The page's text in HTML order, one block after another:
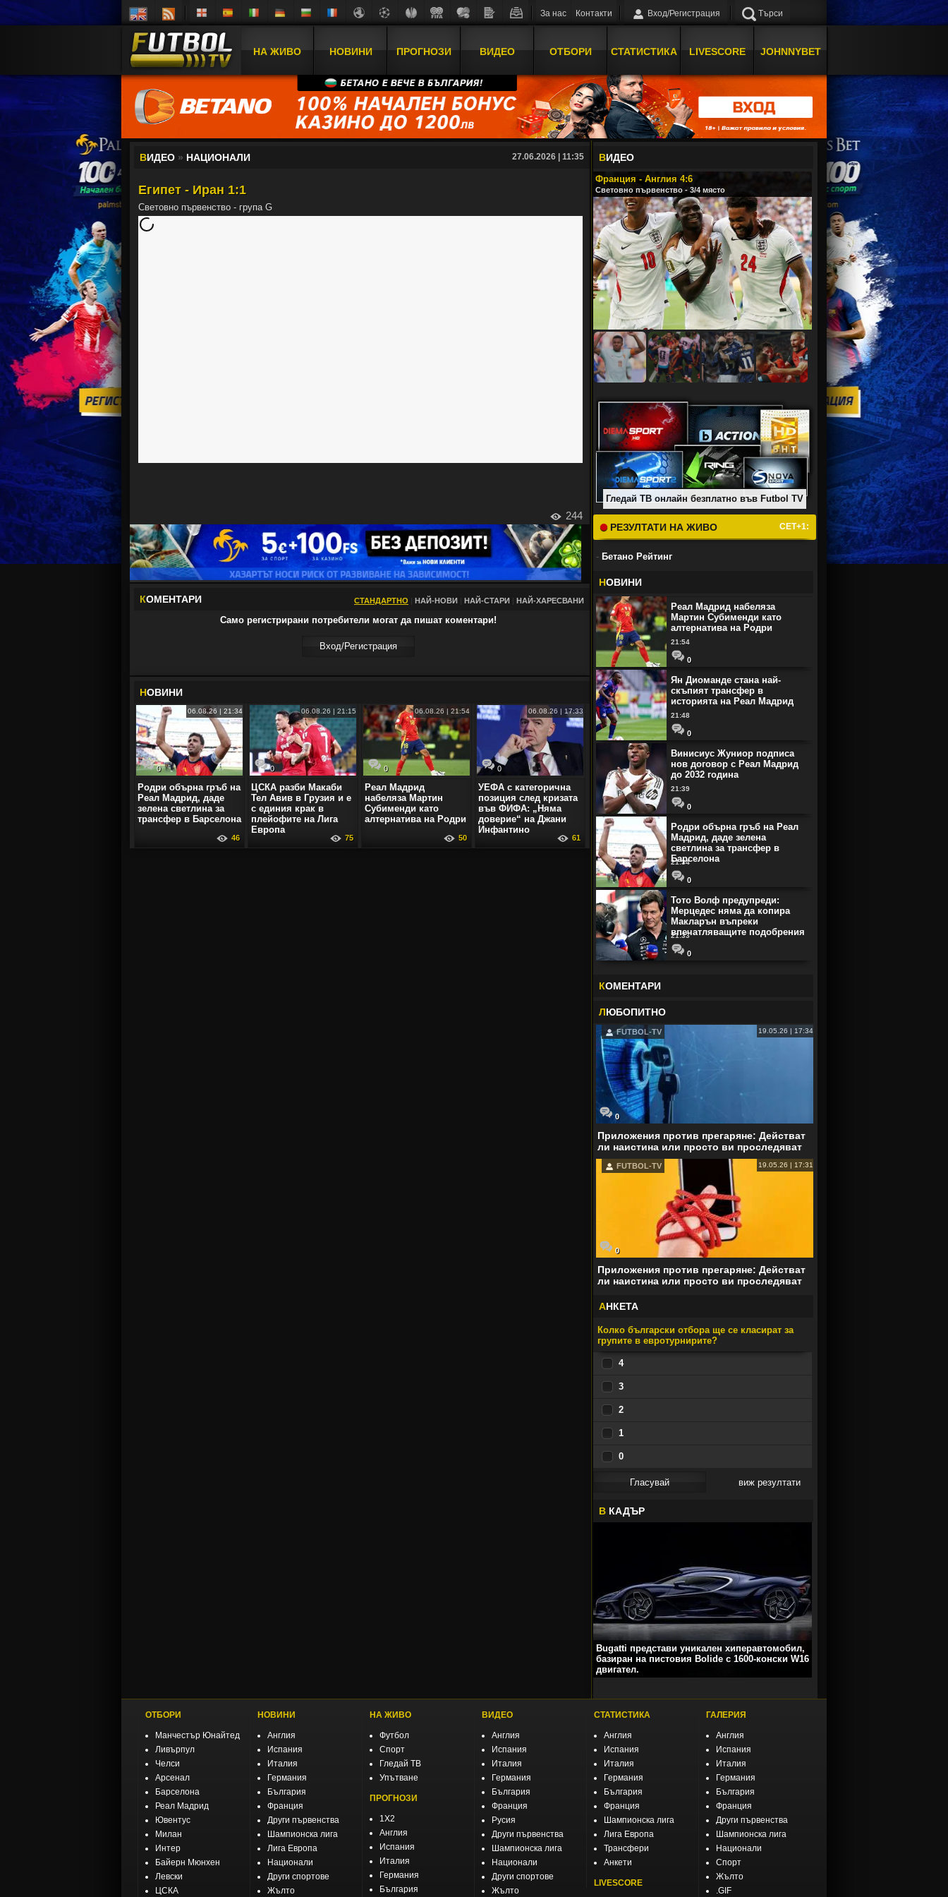
За нас Контакти Вход/Регистрация Търси
НА ЖИВО НОВИНИ ПРОГНОЗИ ВИДЕО ОТБОРИ СТАТИСТИКА LIVESCORE JOHNNYBET
ВИДЕО » НАЦИОНАЛИ 27.06.2026 | 11:35
Египет - Иран 1:1
Световно първенство - група G
244
КОМЕНТАРИ СТАНДАРТНО НАЙ-НОВИ НАЙ-СТАРИ НАЙ-ХАРЕСВАНИ
Само регистрирани потребители могат да пишат коментари!
Вход/Регистрaция
НОВИНИ
0
06.08.26 | 21:34
Родри обърна гръб на
Реал Мадрид, даде
зелена светлина за
трансфер в Барселона
46
0
06.08.26 | 21:15
ЦСКА разби Макаби
Тел Авив в Грузия и е
с единия крак в
плейофите на Лига
Европа
75
0
06.08.26 | 21:54
Реал Мадрид
набеляза Мартин
Субименди като
алтернатива на Родри
50
0
06.08.26 | 17:33
УЕФА с категорична
позиция след кризата
във ФИФА: „Няма
доверие“ на Джани
Инфантино
61
ВИДЕО
Франция - Англия 4:6
Световно първенство - 3/4 място
Гледай ТВ онлайн безплатно във Futbol TV
РЕЗУЛТАТИ НА ЖИВО СЕТ+1:
- Бетано Рейтинг
НОВИНИ
Реал Мадрид набеляза
Мартин Субименди като
алтернатива на Родри
21:54
0
Ян Диоманде стана най-
скъпият трансфер в
историята на Реал Мадрид
21:48
0
Винисиус Жуниор подписа
нов договор с Реал Мадрид
до 2032 година
21:39
0
Родри обърна гръб на Реал
Мадрид, даде зелена
светлина за трансфер в
Барселона
21:34
0
Тото Волф предупреди:
Мерцедес няма да копира
Макларън въпреки
впечатляващите подобрения
21:33
0
КОМЕНТАРИ
ЛЮБОПИТНО
FUTBOL-TV 19.05.26 | 17:34
0
Приложения против прегаряне: Действат
ли наистина или просто ви проследяват
FUTBOL-TV 19.05.26 | 17:31
0
Приложения против прегаряне: Действат
ли наистина или просто ви проследяват
АНКЕТА
Колко български отбора ще се класират за
групите в евротурнирите?
4
3
2
1
0
виж резултати
В КАДЪР
Bugatti представи уникален хиперавтомобил,
базиран на пистовия Bolide с 1600-конски W16
двигател.
ОТБОРИ
Манчестър Юнайтед
Ливърпул
Челси
Арсенал
Барселона
Реал Мадрид
Ювентус
Милан
Интер
Байерн Мюнхен
Левски
ЦСКА
НОВИНИ
Англия
Испания
Италия
Германия
България
Франция
Други първенства
Шампионска лига
Лига Европа
Национали
Други спортове
Жълто
НА ЖИВО
Футбол
Спорт
Гледай ТВ
Упътване
ПРОГНОЗИ
1X2
Англия
Испания
Италия
Германия
България
ВИДЕО
Англия
Испания
Италия
Германия
България
Франция
Русия
Други първенства
Шампионска лига
Национали
Други спортове
Жълто
СТАТИСТИКА
Англия
Испания
Италия
Германия
България
Франция
Шампионска лига
Лига Европа
Трансфери
Анкети
LIVESCORE
ГАЛЕРИЯ
Англия
Испания
Италия
Германия
България
Франция
Други първенства
Шампионска лига
Национали
Спорт
Жълто
.GIF